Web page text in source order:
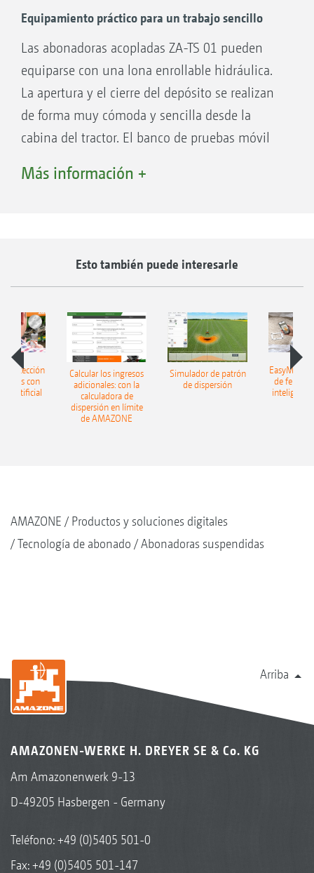
ZA-TS 4201 Ultra con AutoSpread
Equipamiento práctico para un trabajo sencillo
Las abonadoras acopladas ZA-TS 01 pueden
equiparse con una lona enrollable hidráulica.
La apertura y el cierre del depósito se realizan
de forma muy cómoda y sencilla desde la
cabina del tractor. El banco de pruebas móvil
muy práctica en las cajas de transporte
Más información +
Esto también puede interesarle
detección
con
artificial
Calcular los ingresos
adicionales: con la
calculadora de
dispersión en límite
de AMAZONE
Simulador de patrón
de dispersión
EasyMatch:
de
AMAZONE
Productos y soluciones digitales
Tecnología de abonado
Abonadoras suspendidas
Arriba
AMAZONEN-WERKE H. DREYER SE & Co. KG
Am Amazonenwerk 9-13
D-49205 Hasbergen - Germany
Teléfono:+49 (0)5405 501-0
Fax: +49 (0)5405 501-147